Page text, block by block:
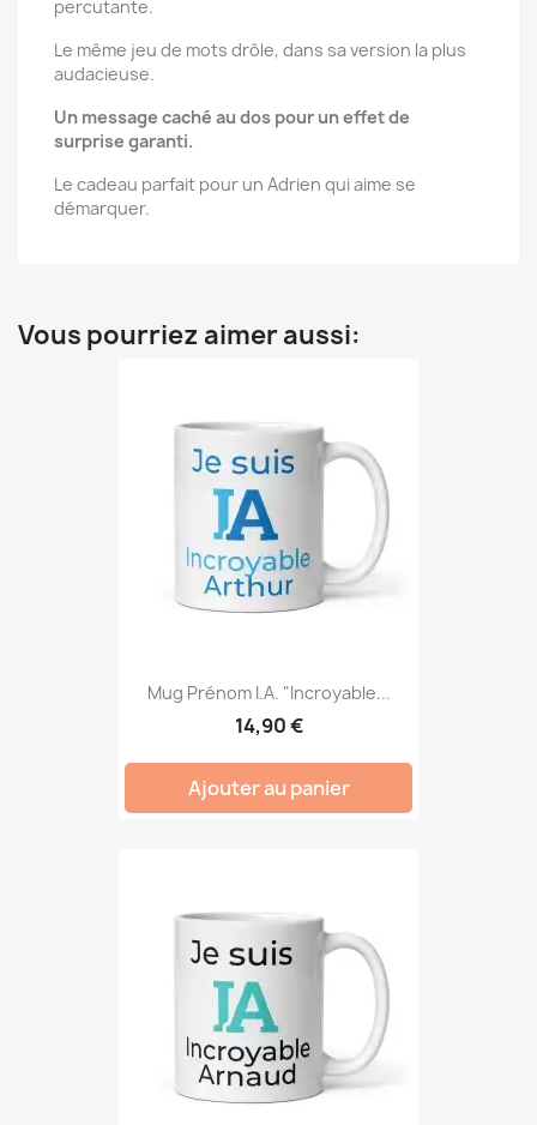
percutante.
Le même jeu de mots drôle, dans sa version la plus
audacieuse.
Un message caché au dos pour un effet de
surprise garanti.
Le cadeau parfait pour un Adrien qui aime se
démarquer.
Vous pourriez aimer aussi:
Mug Prénom I.A. "Incroyable...
14,90 €
Ajouter au panier